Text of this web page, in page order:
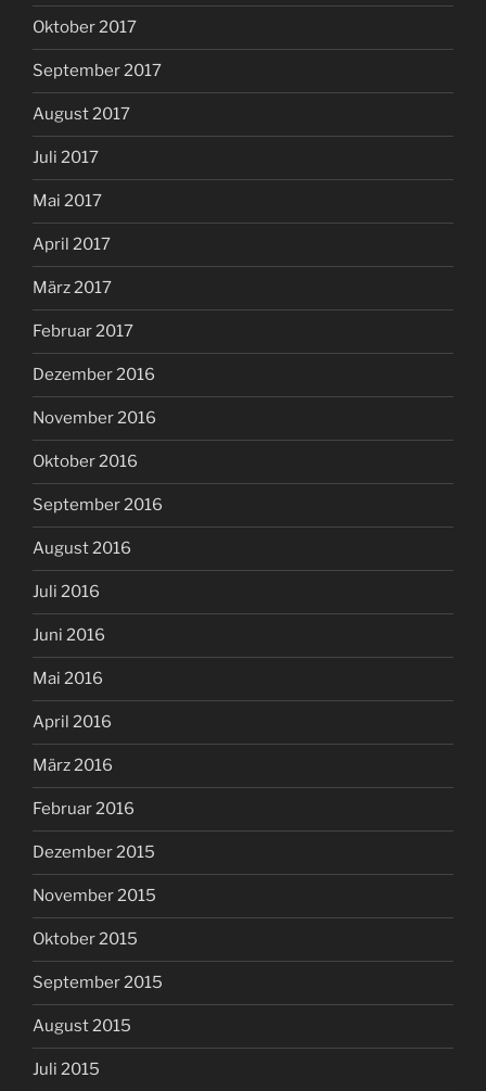
Oktober 2017
September 2017
August 2017
Juli 2017
Mai 2017
April 2017
März 2017
Februar 2017
Dezember 2016
November 2016
Oktober 2016
September 2016
August 2016
Juli 2016
Juni 2016
Mai 2016
April 2016
März 2016
Februar 2016
Dezember 2015
November 2015
Oktober 2015
September 2015
August 2015
Juli 2015